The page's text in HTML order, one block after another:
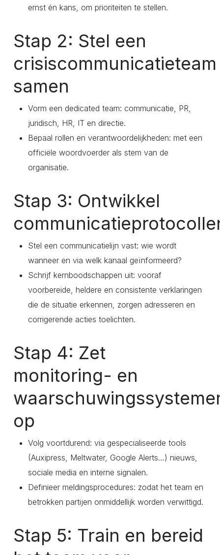
ernst én kans, om prioriteiten te stellen.
Stap 2: Stel een
crisiscommunicatieteam
samen
Vorm een dedicated team: communicatie, PR,
juridisch, HR, IT en directie.
Bepaal rollen en verantwoordelijkheden: met een
officiële woordvoerder als stem van de
organisatie.
Stap 3: Ontwikkel
Stel een communicatielijn vast: wie wordt
wanneer en via welk kanaal geïnformeerd?
Schrijf kernboodschappen uit: vooraf
voorbereide, heldere en consistente verklaringen
die de situatie erkennen, zorgen adresseren en
corrigerende acties toelichten.
Stap 4: Zet
monitoring- en
op
Volg voortdurend: via gespecialiseerde tools
(Auxipress, Meltwater, Google Alerts…) nieuws,
sociale media en interne signalen.
Definieer meldingsprocedures: zodat het team en
betrokken partijen onmiddellijk worden verwittigd.
Stap 5: Train en bereid